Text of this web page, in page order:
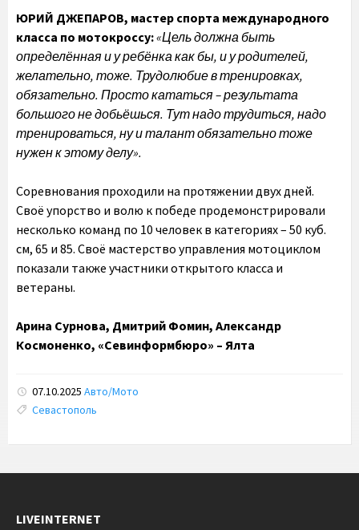
ЮРИЙ ДЖЕПАРОВ, мастер спорта международного
класса по мотокроссу:«Цель должна быть
определённая и у ребёнка как бы, и у родителей,
желательно, тоже. Трудолюбие в тренировках,
обязательно. Просто кататься – результата
большого не добьёшься. Тут надо трудиться, надо
тренироваться, ну и талант обязательно тоже
нужен к этому делу».
Соревнования проходили на протяжении двух дней.
Своё упорство и волю к победе продемонстрировали
несколько команд по 10 человек в категориях – 50 куб.
см, 65 и 85. Своё мастерство управления мотоциклом
показали также участники открытого класса и
ветераны.
Арина Сурнова, Дмитрий Фомин, Александр
Космоненко, «Севинформбюро» – Ялта
07.10.2025 Авто/Мото
Tags:
Севастополь
LIVEINTERNET